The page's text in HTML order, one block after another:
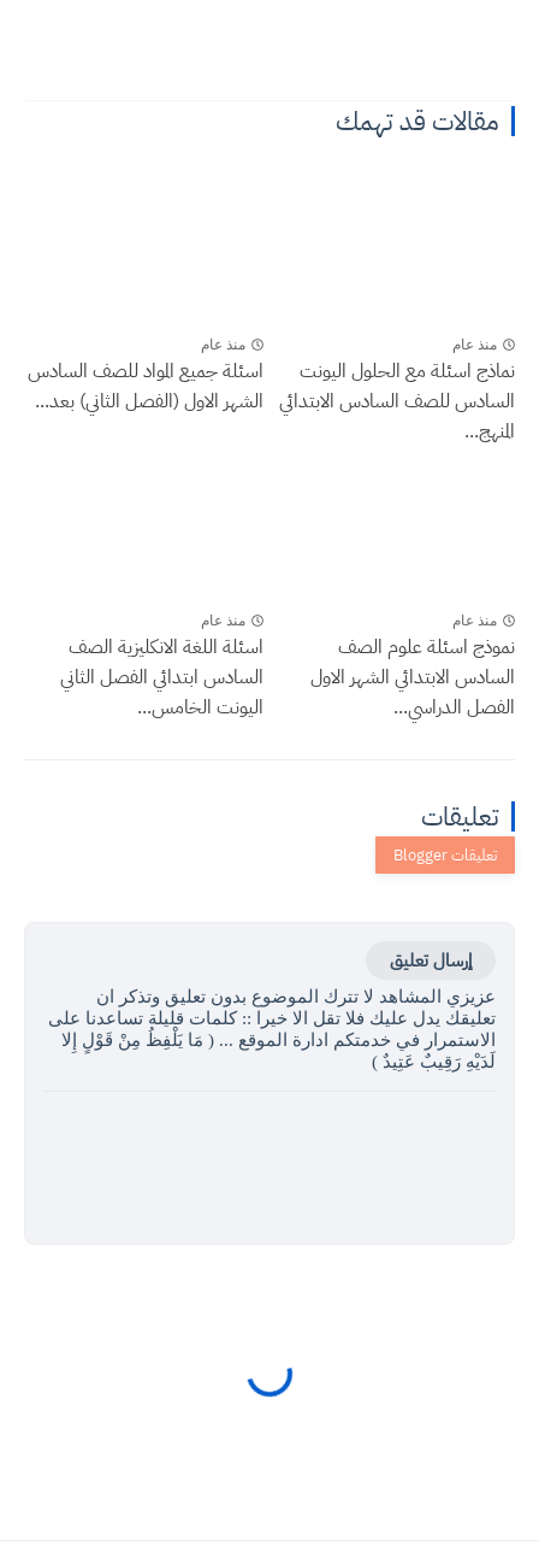
مقالات قد تهمك
منذ عام
نماذج اسئلة مع الحلول اليونت
السادس للصف السادس الابتدائي
المنهج...
منذ عام
اسئلة جميع المواد للصف السادس
الشهر الاول (الفصل الثاني) بعد...
منذ عام
نموذج اسئلة علوم الصف
السادس الابتدائي الشهر الاول
الفصل الدراسي...
منذ عام
اسئلة اللغة الانكليزية الصف
السادس ابتدائي الفصل الثاني
اليونت الخامس...
تعليقات
إرسال تعليق
عزيزي المشاهد لا تترك الموضوع بدون تعليق وتذكر ان
تعليقك يدل عليك فلا تقل الا خيرا :: كلمات قليلة تساعدنا على
الاستمرار في خدمتكم ادارة الموقع ... ( مَا يَلْفِظُ مِنْ قَوْلٍ إِلا
لَدَيْهِ رَقِيبٌ عَتِيدٌ )